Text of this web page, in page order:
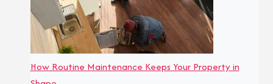
How Routine Maintenance Keeps Your Property in